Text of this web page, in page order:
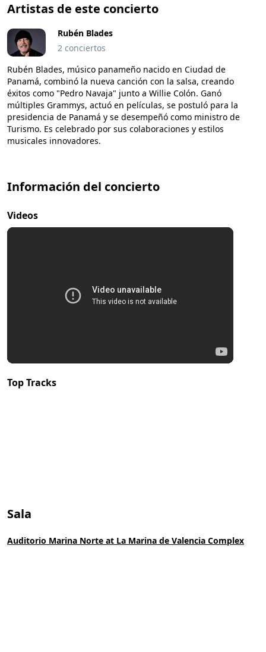
Artistas de este concierto
Rubén Blades
2 conciertos
Rubén Blades, músico panameño nacido en Ciudad de
Panamá, combinó la nueva canción con la salsa, creando
éxitos como "Pedro Navaja" junto a Willie Colón. Ganó
múltiples Grammys, actuó en películas, se postuló para la
presidencia de Panamá y se desempeñó como ministro de
Turismo. Es celebrado por sus colaboraciones y estilos
musicales innovadores.
Información del concierto
Videos
Top Tracks
Sala
Auditorio Marina Norte at La Marina de Valencia Complex